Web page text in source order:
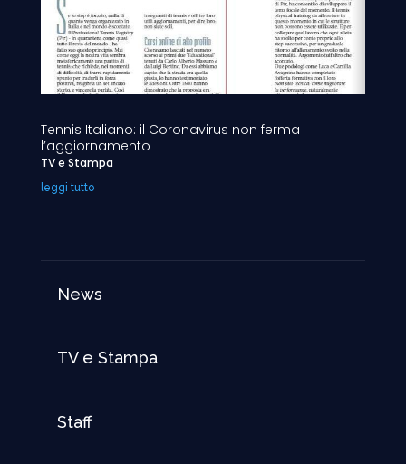
Tennis Italiano: il Coronavirus non ferma
l’aggiornamento
TV e Stampa
leggi tutto
News
TV e Stampa
Staff